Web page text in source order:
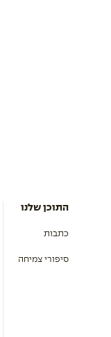
התוכן שלנו
כתבות
סיפורי צמיחה